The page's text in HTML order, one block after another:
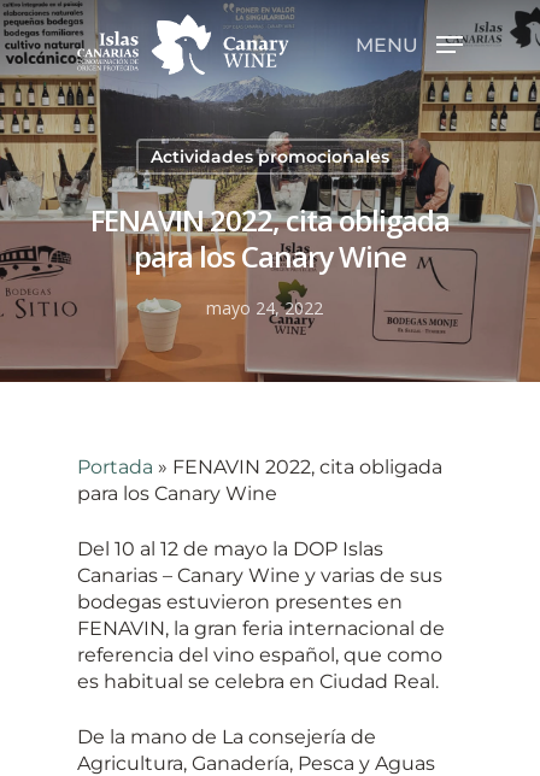
Hit enter to search or ESC to close
MENU
Actividades promocionales
FENAVIN 2022, cita obligada
para los Canary Wine
mayo 24, 2022
Portada » FENAVIN 2022, cita obligada
para los Canary Wine
Del 10 al 12 de mayo la DOP Islas
Canarias – Canary Wine y varias de sus
bodegas estuvieron presentes en
FENAVIN, la gran feria internacional de
referencia del vino español, que como
es habitual se celebra en Ciudad Real.
De la mano de La consejería de
Agricultura, Ganadería, Pesca y Aguas